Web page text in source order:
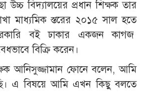
উচ্চ বিদ্যালয়ের প্রধান শিক্ষক তার
মাধ্যমিক স্তরের ২০১৫ সাল হতে
বই ঢাকার একজন কাগজ
বিক্রি করেন।
আনিসুজ্জামান ফোনে বলেন, আমি
এ বিষয়ে আমি এখন কিছু বলতে